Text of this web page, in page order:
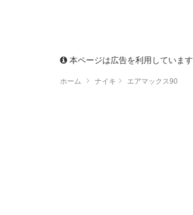
本ページは広告を利用しています
ホーム ナイキ エアマックス90